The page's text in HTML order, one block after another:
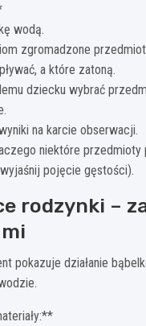
wodą.
zgromadzone
a które zatoną.
dziecku wybrać
na karcie obserwacji.
niektóre przedmioty
pojęcie gęstości).
rodzynki –
pokazuje działanie